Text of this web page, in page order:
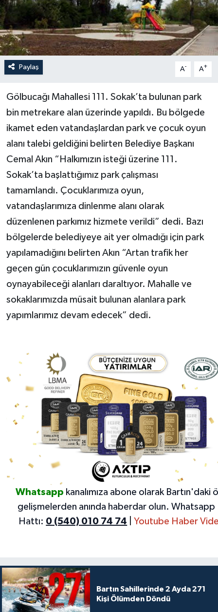
Paylaş A- A+
Gölbucağı Mahallesi 111. Sokak’ta bulunan park
bin metrekare alan üzerinde yapıldı. Bu bölgede
ikamet eden vatandaşlardan park ve çocuk oyun
alanı talebi geldiğini belirten Belediye Başkanı
Cemal Akın “Halkımızın isteği üzerine 111.
Sokak’ta başlattığımız park çalışması
tamamlandı. Çocuklarımıza oyun,
vatandaşlarımıza dinlenme alanı olarak
düzenlenen parkımız hizmete verildi” dedi. Bazı
bölgelerde belediyeye ait yer olmadığı için park
yapılamadığını belirten Akın “Artan trafik her
geçen gün çocuklarımızın güvenle oyun
oynayabileceği alanları daraltıyor. Mahalle ve
sokaklarımızda müsait bulunan alanlara park
yapımlarımız devam edecek” dedi.
Whatsapp kanalımıza abone olarak Bartın'daki
gelişmelerden anında haberdar olun. Whatsapp
Hattı: 0 (540) 010 74 74 Youtube Haber
Bartın Sahillerinde 2 Ayda 271
Kişi Ölümden Döndü
Spor
Tarım
Turizm
Yaşam
DÜNYA
YEREL